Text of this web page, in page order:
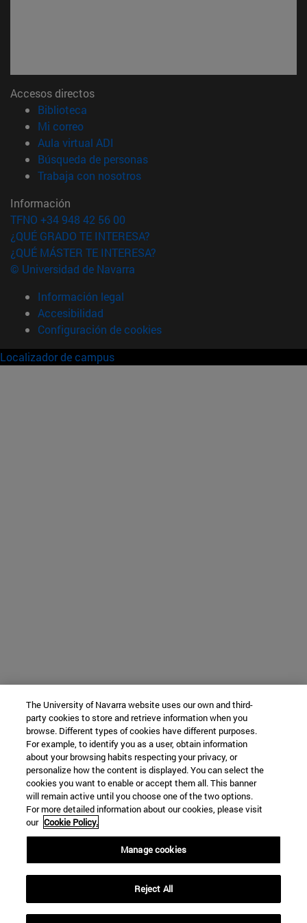
Accesos directos
Biblioteca
Mi correo(abre en nueva ventana)
Aula virtual ADI
Búsqueda de personas(abre en nueva ventana)
Trabaja con nosotros(abre en nueva ventana)
Información
TFNO +34 948 42 56 00
¿QUÉ GRADO TE INTERESA?
¿QUÉ MÁSTER TE INTERESA?
© Universidad de Navarra
Información legal
Accesibilidad
Configuración de cookies
Localizador de campus
The University of Navarra website uses our own and third-
party cookies to store and retrieve information when you
browse. Different types of cookies have different purposes.
For example, to identify you as a user, obtain information
about your browsing habits respecting your privacy, or
personalize how the content is displayed. You can select the
cookies you want to enable or accept them all. This banner
will remain active until you choose one of the two options.
For more detailed information about our cookies, please visit
our Cookie Policy.
Manage cookies
Reject All